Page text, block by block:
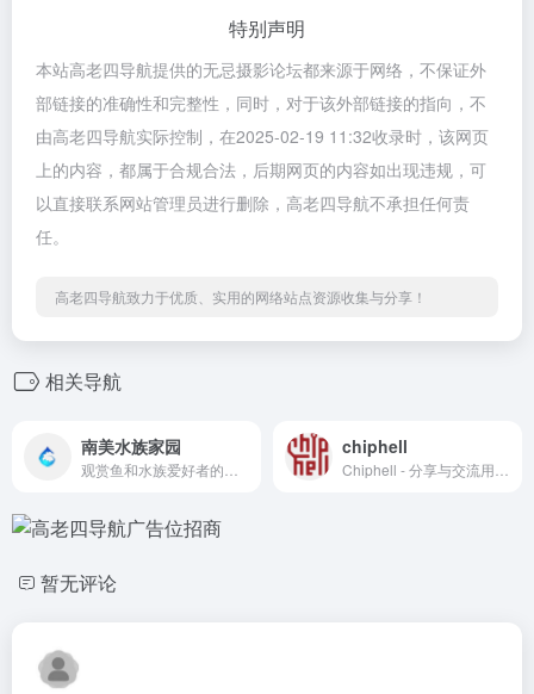
特别声明
本站高老四导航提供的无忌摄影论坛都来源于网络，不保证外
部链接的准确性和完整性，同时，对于该外部链接的指向，不
由高老四导航实际控制，在2025-02-19 11:32收录时，该网页
上的内容，都属于合规合法，后期网页的内容如出现违规，可
以直接联系网站管理员进行删除，高老四导航不承担任何责
任。
高老四导航致力于优质、实用的网络站点资源收集与分享！
相关导航
南美水族家园 chiphell
暂无评论